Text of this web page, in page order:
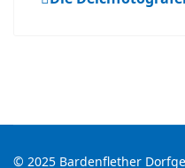
© 2025 Bardenflether